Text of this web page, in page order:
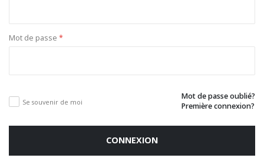
Mot de passe *
Se souvenir de moi
Mot de passe oublié?
Première connexion?
CONNEXION